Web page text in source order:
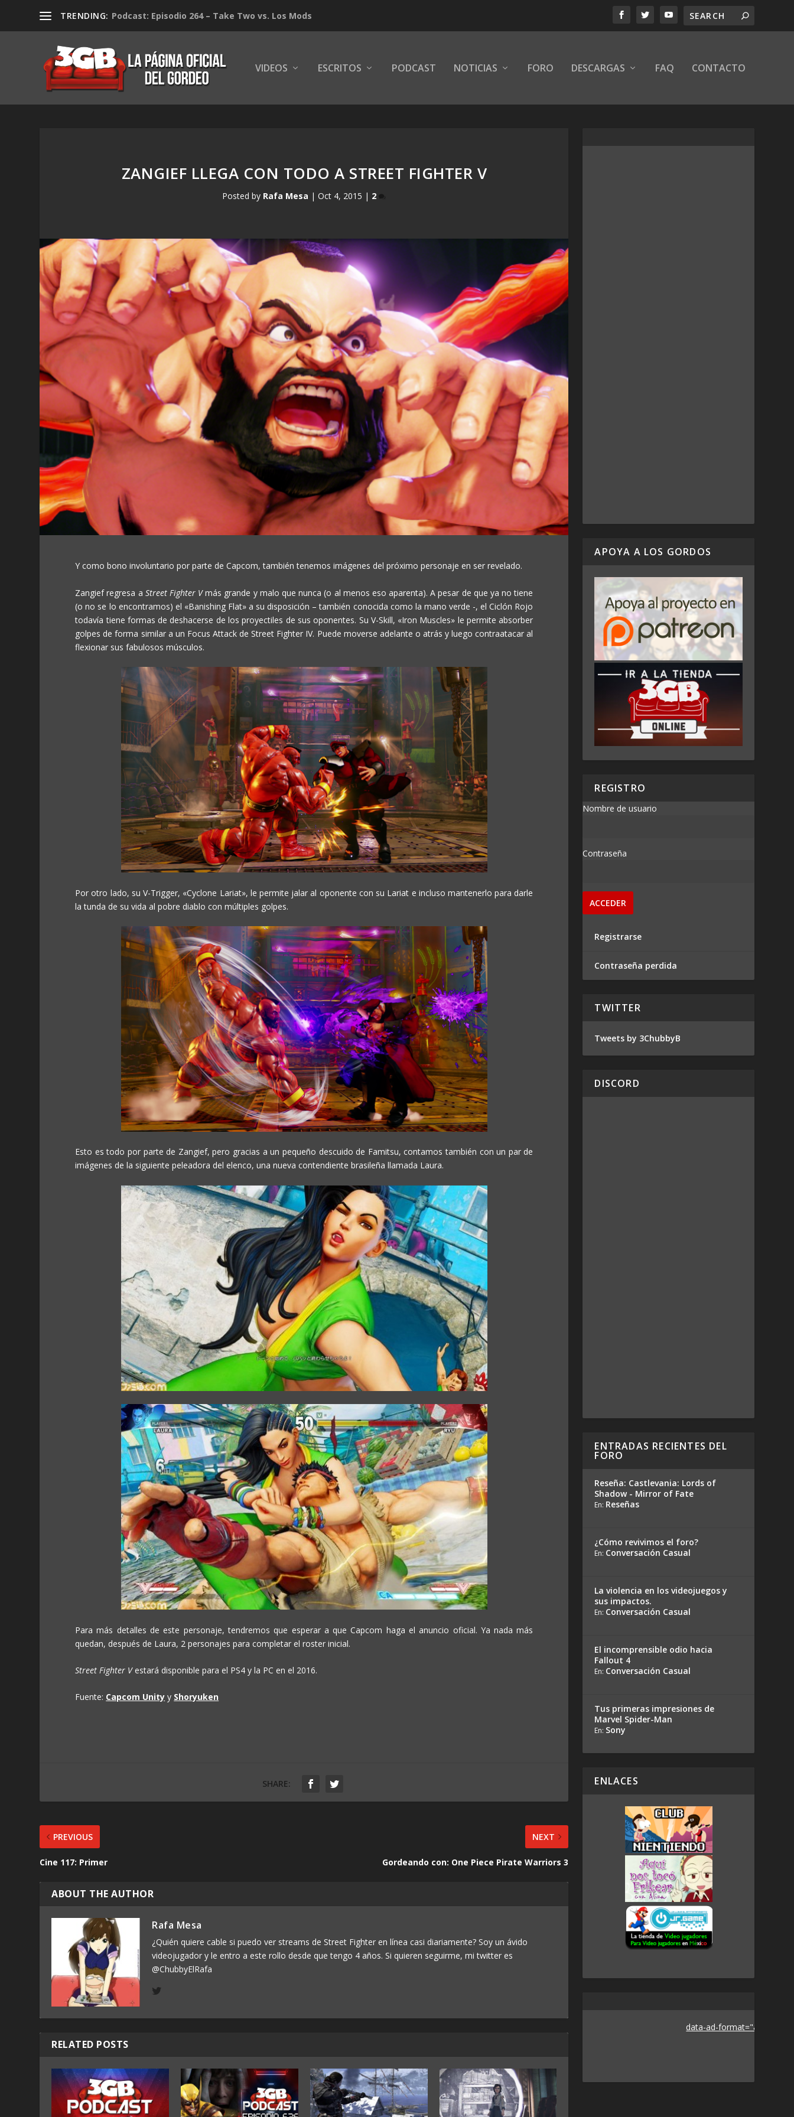
TRENDING: Podcast: Episodio 264 – Take Two vs. Los Mods
VIDEOS ESCRITOS PODCAST NOTICIAS FORO DESCARGAS FAQ CONTACTO
ZANGIEF LLEGA CON TODO A STREET FIGHTER V
Posted by Rafa Mesa |Oct 4, 2015 | 2
Y como bono involuntario por parte de Capcom, también tenemos imágenes del próximo personaje en ser revelado.
Zangief regresa a Street Fighter Vmás grande y malo que nunca (o al menos eso aparenta). A pesar de que ya no tiene
(o no se lo encontramos) el «Banishing Flat» a su disposición – también conocida como la mano verde -, el Ciclón Rojo
todavía tiene formas de deshacerse de los proyectiles de sus oponentes. Su V-Skill, «Iron Muscles» le permite absorber
golpes de forma similar a un Focus Attack deStreet Fighter IV. Puede moverse adelante o atrás y luego contraatacar al
flexionar sus fabulosos músculos.
Por otro lado, su V-Trigger, «Cyclone Lariat», le permite jalar al oponente con su Lariat e incluso mantenerlo para darle
la tunda de su vida al pobre diablo con múltiples golpes.
Esto es todo por parte de Zangief, pero gracias a un pequeño descuido de Famitsu, contamos también con un par de
imágenes de la siguiente peleadora del elenco, una nueva contendiente brasileña llamada Laura.
Para más detalles de este personaje, tendremos que esperar a que Capcom haga el anuncio oficial. Ya nada más
quedan, después de Laura, 2 personajes para completar el roster inicial.
Street Fighter Vestará disponible para el PS4 y la PC en el 2016.
Fuente: Capcom Unity y Shoryuken
SHARE:
PREVIOUS
Cine 117: Primer
NEXT
Gordeando con: One Piece Pirate Warriors 3
ABOUT THE AUTHOR
Rafa Mesa
¿Quién quiere cable si puedo ver streams de Street Fighter en línea casi diariamente? Soy un ávido
videojugador y le entro a este rollo desde que tengo 4 años. Si quieren seguirme, mi twitter es
@ChubbyElRafa
RELATED POSTS
APOYA A LOS GORDOS
REGISTRO
Nombre de usuario
Contraseña
Registrarse
Contraseña perdida
TWITTER
Tweets by 3ChubbyB
DISCORD
ENTRADAS RECIENTES DEL
FORO
Reseña: Castlevania: Lords of
Shadow - Mirror of Fate
En: Reseñas
¿Cómo revivimos el foro?
En: Conversación Casual
La violencia en los videojuegos y
sus impactos.
En: Conversación Casual
El incomprensible odio hacia
Fallout 4
En: Conversación Casual
Tus primeras impresiones de
Marvel Spider-Man
En: Sony
ENLACES
data-ad-format="auto">